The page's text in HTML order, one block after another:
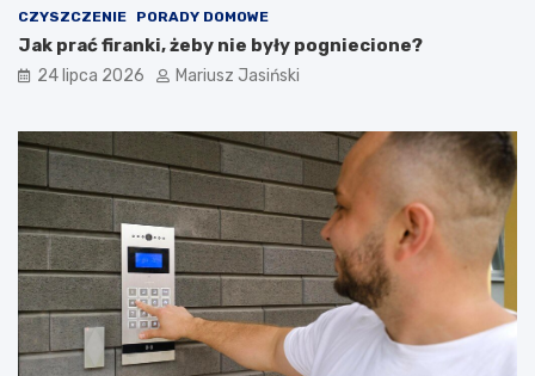
CZYSZCZENIE PORADY DOMOWE
Jak prać firanki, żeby nie były pogniecione?
24 lipca 2026 Mariusz Jasiński